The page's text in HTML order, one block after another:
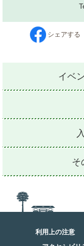
シェアする
イベ
そ
利用上の注意